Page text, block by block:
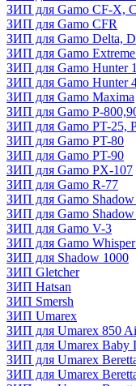
ЗИП для Gamo CF-X,
ЗИП для Gamo CFR
ЗИП для Gamo Delta,
ЗИП для Gamo
ЗИП для Gamo Hunter
ЗИП для Gamo Hunter
ЗИП для Gamo Maxima
ЗИП для Gamo P-
ЗИП для Gamo PT-25,
ЗИП для Gamo PT-80
ЗИП для Gamo PT-90
ЗИП для Gamo PX-107
ЗИП для Gamo R-77
ЗИП для Gamo
ЗИП для Gamo
ЗИП для Gamo V-3
ЗИП для Gamo
ЗИП для Shadow 1000
ЗИП Gletcher
ЗИП Hatsan
ЗИП Smersh
ЗИП Umarex
ЗИП для Umarex 850
ЗИП для Umarex Baby
ЗИП для Umarex
ЗИП для Umarex